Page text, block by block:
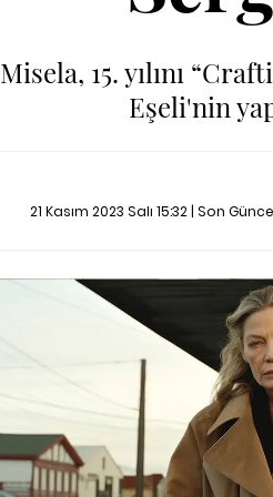
Misela, 15. yılını
Eşeli'nin
21 Kasım 2023 Salı 15:32 | Son